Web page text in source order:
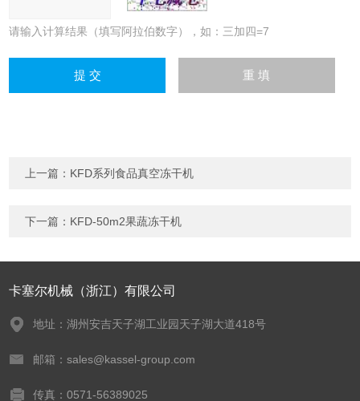
请输入计算结果（填写阿拉伯数字），如：三加四=7
上一篇： KFD系列食品真空冻干机
下一篇： KFD-50m2果蔬冻干机
卡塞尔机械（浙江）有限公司
地址：湖州安吉天子湖工业园天子湖大道418号
邮箱：sales@kassel-group.com
传真：0571-56389025